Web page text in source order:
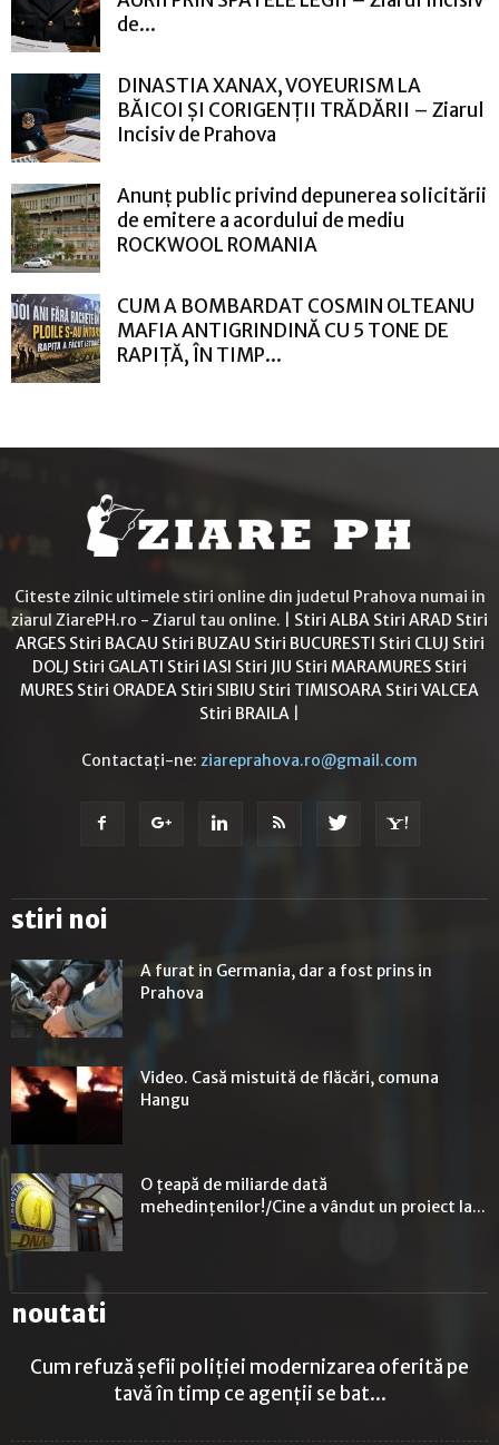
de...
DINASTIA XANAX, VOYEURISM LA
BĂICOI ȘI CORIGENȚII TRĂDĂRII – Ziarul
Incisiv de Prahova
Anunț public privind depunerea solicitării
de emitere a acordului de mediu
ROCKWOOL ROMANIA
CUM A BOMBARDAT COSMIN OLTEANU
MAFIA ANTIGRINDINĂ CU 5 TONE DE
RAPIȚĂ, ÎN TIMP...
Citeste zilnic ultimele stiri online din judetul Prahova numai in
ziarul ZiarePH.ro - Ziarul tau online. | Stiri ALBA Stiri ARAD Stiri
ARGES Stiri BACAU Stiri BUZAU Stiri BUCURESTI Stiri CLUJ Stiri
DOLJ Stiri GALATI Stiri IASI Stiri JIU Stiri MARAMURES Stiri
MURES Stiri ORADEA Stiri SIBIU Stiri TIMISOARA Stiri VALCEA
Stiri BRAILA
Contactați-ne: ziareprahova.ro@gmail.com
stiri noi
A furat in Germania, dar a fost prins in
Prahova
Video. Casă mistuită de flăcări, comuna
Hangu
O ţeapă de miliarde dată
mehedinţenilor!/Cine a vândut un proiect la...
noutati
Cum refuză șefii poliției modernizarea oferită pe
tavă în timp ce agenții se bat...